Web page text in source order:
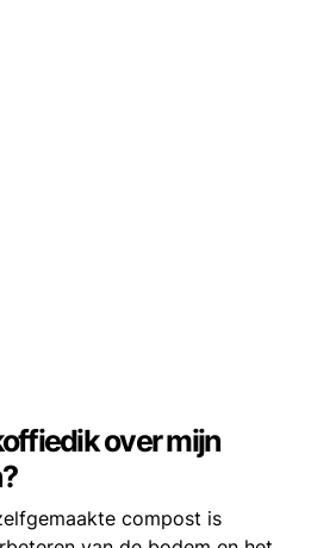
over mijn
compost is